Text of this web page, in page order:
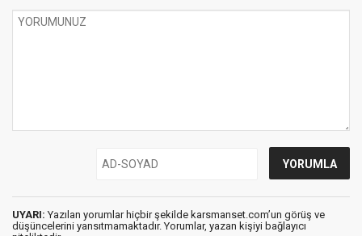
UYARI: Yazılan yorumlar hiçbir şekilde karsmanset.com’un görüş ve
düşüncelerini yansıtmamaktadır. Yorumlar, yazan kişiyi bağlayıcı